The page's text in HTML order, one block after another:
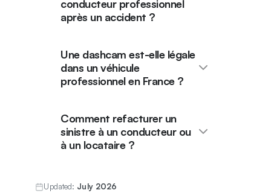
conducteur professionnel
après un accident ?
Une dashcam est-elle légale
dans un véhicule
professionnel en France ?
Comment refacturer un
sinistre à un conducteur ou
à un locataire ?
Updated: July 2026